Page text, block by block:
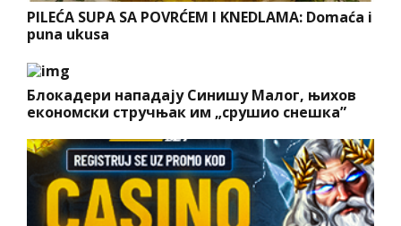
PILEĆA SUPA SA POVRĆEM I KNEDLAMA: Domaća i
puna ukusa
Блокадери нападају Синишу Малог, њихов
економски стручњак им „срушио снешка”